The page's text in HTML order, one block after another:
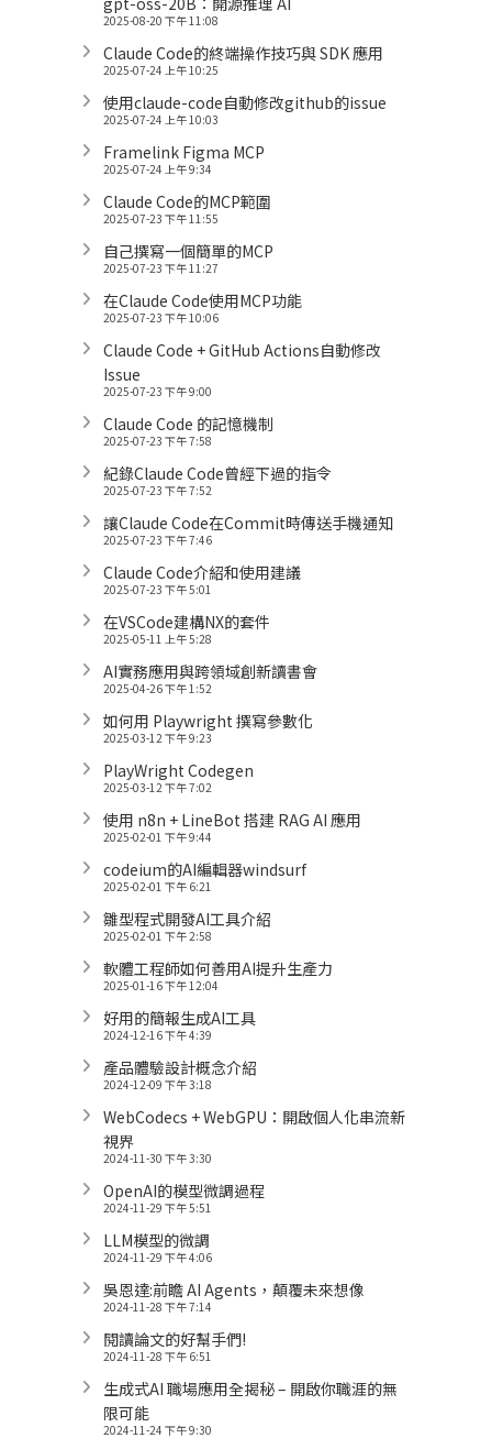
2025-08-20 下午 11:08
Claude Code的終端操作技巧與 SDK 應用
2025-07-24 上午 10:25
使用claude-code自動修改github的issue
2025-07-24 上午 10:03
Framelink Figma MCP
2025-07-24 上午 9:34
Claude Code的MCP範圍
2025-07-23 下午 11:55
自己撰寫一個簡單的MCP
2025-07-23 下午 11:27
在Claude Code使用MCP功能
2025-07-23 下午 10:06
Claude Code + GitHub Actions自動修改
Issue
2025-07-23 下午 9:00
Claude Code 的記憶機制
2025-07-23 下午 7:58
紀錄Claude Code曾經下過的指令
2025-07-23 下午 7:52
讓Claude Code在Commit時傳送手機通知
2025-07-23 下午 7:46
Claude Code介紹和使用建議
2025-07-23 下午 5:01
在VSCode建構NX的套件
2025-05-11 上午 5:28
AI實務應用與跨領域創新讀書會
2025-04-26 下午 1:52
如何用 Playwright 撰寫參數化
2025-03-12 下午 9:23
PlayWright Codegen
2025-03-12 下午 7:02
使用 n8n + LineBot 搭建 RAG AI 應用
2025-02-01 下午 9:44
codeium的AI編輯器windsurf
2025-02-01 下午 6:21
雛型程式開發AI工具介紹
2025-02-01 下午 2:58
軟體工程師如何善用AI提升生產力
2025-01-16 下午 12:04
好用的簡報生成AI工具
2024-12-16 下午 4:39
產品體驗設計概念介紹
2024-12-09 下午 3:18
WebCodecs + WebGPU：開啟個人化串流新
視界
2024-11-30 下午 3:30
OpenAI的模型微調過程
2024-11-29 下午 5:51
LLM模型的微調
2024-11-29 下午 4:06
吳恩達:前瞻 AI Agents，顛覆未來想像
2024-11-28 下午 7:14
閱讀論文的好幫手們!
2024-11-28 下午 6:51
生成式AI 職場應用全揭秘 – 開啟你職涯的無
限可能
2024-11-24 下午 9:30